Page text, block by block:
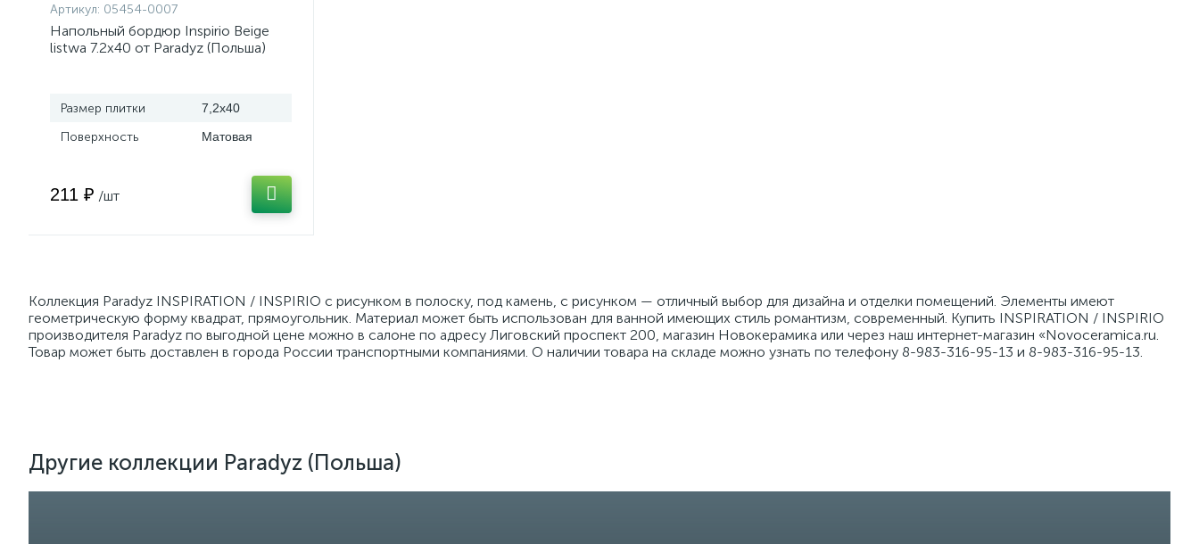
Артикул: 05454-0007
Напольный бордюр Inspirio Beige
listwa 7.2x40 от Paradyz (Польша)
Размер плитки 7,2x40
Поверхность Матовая
211 ₽ /шт
Коллекция Paradyz INSPIRATION / INSPIRIO с рисунком в полоску, под камень, с рисунком — отличный выбор для дизайна и отделки помещений. Элементы имеют
геометрическую форму квадрат, прямоугольник. Материал может быть использован для ванной имеющих стиль романтизм, современный. Купить INSPIRATION / INSPIRIO
производителя Paradyz по выгодной цене можно в салоне по адресу Лиговский проспект 200, магазин Новокерамика или через наш интернет-магазин «Novoceramica.ru.
Товар может быть доставлен в города России транспортными компаниями. О наличии товара на складе можно узнать по телефону 8-983-316-95-13 и 8-983-316-95-13.
Другие коллекции Paradyz (Польша)